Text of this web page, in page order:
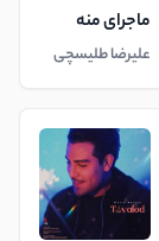
ماجرای منه
علیرضا طلیسچی